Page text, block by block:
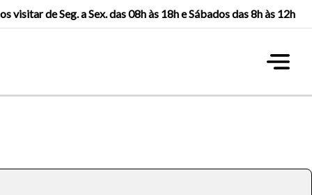
visitar de Seg. a Sex. das 08h às 18h e Sábados das 8h às 12h